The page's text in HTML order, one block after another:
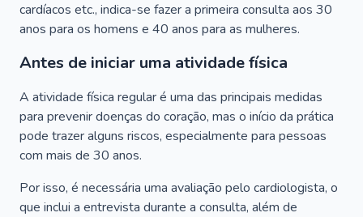
cardíacos etc., indica-se fazer a primeira consulta aos 30
anos para os homens e 40 anos para as mulheres.
Antes de iniciar uma atividade física
A atividade física regular é uma das principais medidas
para prevenir doenças do coração, mas o início da prática
pode trazer alguns riscos, especialmente para pessoas
com mais de 30 anos.
Por isso, é necessária uma avaliação pelo cardiologista, o
que inclui a entrevista durante a consulta, além de